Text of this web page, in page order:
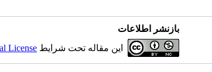
بازنشر اطلاعات
این مقاله تحت شرایط License